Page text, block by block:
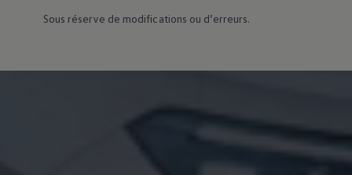
Sous réserve de modifications ou d’erreurs.